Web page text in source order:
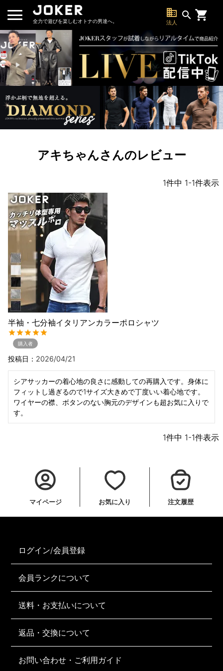
全力で遊びを楽しむオトナの男達へ。
business
法人
search
アキちゃんさんのレビュー
1件中 1-1件表示
半袖・七分袖イタリアンカラーポロシャツ
購入者
投稿日 2026/04/21
シアサッカーの着心地の良さに感動しての再購入です。身体に
フィットし過ぎるので1サイズ大きめで丁度いい着心地です。
ワイヤーの襟、ボタンのない胸元のデザインも超お気に入りで
す。
1件中 1-1件表示
マイページ お気に入り 注文履歴
ログイン/会員登録
会員ランクについて
送料・お支払いについて
返品・交換について
お問い合わせ・ご利用ガイド